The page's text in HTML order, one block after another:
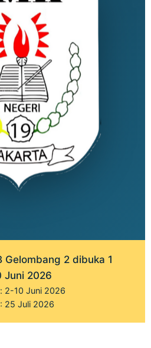
Gelombang 2 dibuka 1
Juni 2026
2-10 Juni 2026
25 Juli 2026